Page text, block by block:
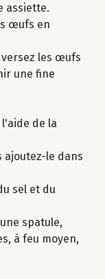
assiette.
œufs en
versez les œufs
une fine
de la
ajoutez-le dans
sel et du
spatule,
à feu moyen,